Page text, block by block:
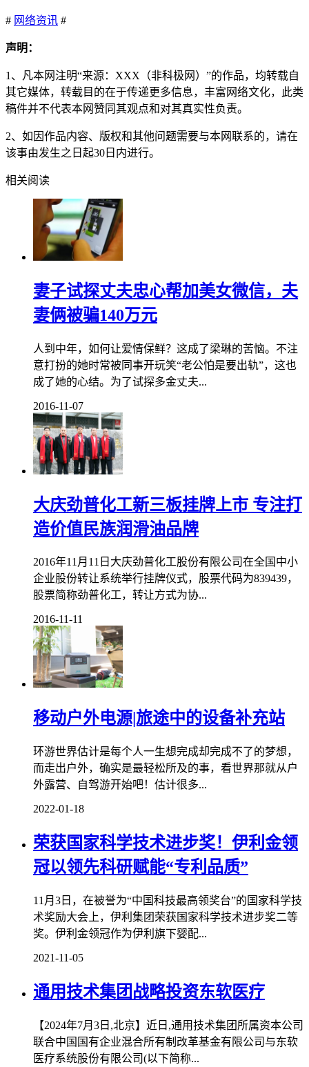
# 网络资讯 #
声明：
1、凡本网注明“来源：XXX（非科极网）”的作品，均转载自
其它媒体，转载目的在于传递更多信息，丰富网络文化，此类
稿件并不代表本网赞同其观点和对其真实性负责。
2、如因作品内容、版权和其他问题需要与本网联系的，请在
该事由发生之日起30日内进行。
相关阅读
妻子试探丈夫忠心帮加美女微信，夫
妻俩被骗140万元
人到中年，如何让爱情保鲜？这成了梁琳的苦恼。不注
意打扮的她时常被同事开玩笑“老公怕是要出轨”，这也
成了她的心结。为了试探多金丈夫...
2016-11-07
大庆劲普化工新三板挂牌上市 专注打
造价值民族润滑油品牌
2016年11月11日大庆劲普化工股份有限公司在全国中小
企业股份转让系统举行挂牌仪式，股票代码为839439，
股票简称劲普化工，转让方式为协...
2016-11-11
移动户外电源|旅途中的设备补充站
环游世界估计是每个人一生想完成却完成不了的梦想，
而走出户外，确实是最轻松所及的事，看世界那就从户
外露营、自驾游开始吧！估计很多...
2022-01-18
荣获国家科学技术进步奖！伊利金领
冠以领先科研赋能“专利品质”
11月3日，在被誉为“中国科技最高领奖台”的国家科学技
术奖励大会上，伊利集团荣获国家科学技术进步奖二等
奖。伊利金领冠作为伊利旗下婴配...
2021-11-05
通用技术集团战略投资东软医疗
【2024年7月3日,北京】近日,通用技术集团所属资本公司
联合中国国有企业混合所有制改革基金有限公司与东软
医疗系统股份有限公司(以下简称...